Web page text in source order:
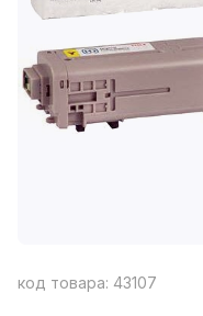
код товара: 43107